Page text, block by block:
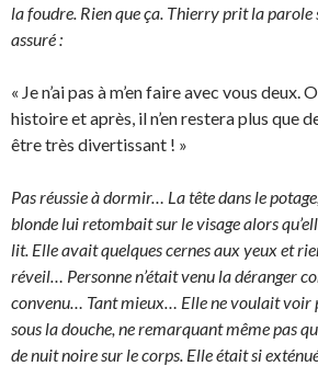
la foudre. Rien que ça. Thierry prit la parole
assuré :
« Je n’ai pas à m’en faire avec vous deux.
histoire et après, il n’en restera plus que
être très divertissant ! »
Pas réussie à dormir… La tête dans le
blonde lui retombait sur le visage alors
lit. Elle avait quelques cernes aux yeux et
réveil… Personne n’était venu la déranger
convenu… Tant mieux… Elle ne voulait voir
sous la douche, ne remarquant même pas
de nuit noire sur le corps. Elle était si